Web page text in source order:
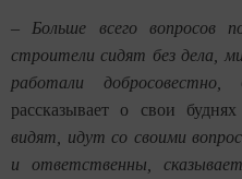
– Больше всего вопросов
строители сидят без дела,
работали
рассказывает о свои
видят, идут со своими
и ответственны,